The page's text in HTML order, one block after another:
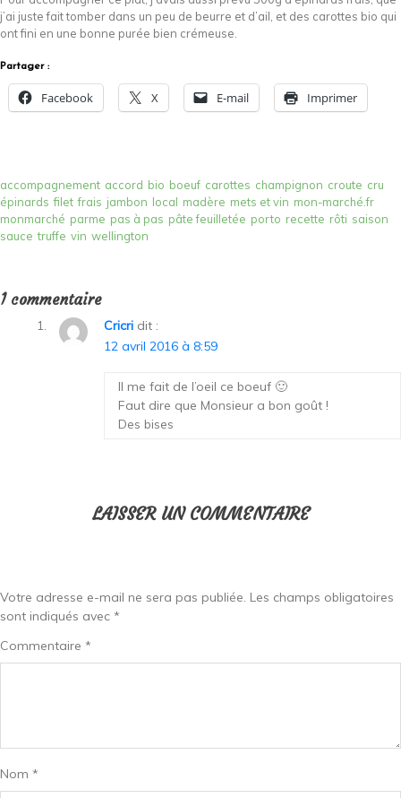
j’ai juste fait tomber dans un peu de beurre et d’ail, et des carottes bio qui
ont fini en une bonne purée bien crémeuse.
Partager :
Facebook X E-mail Imprimer
accompagnement accord bio boeuf carottes champignon croute cru
épinards filet frais jambon local madère mets et vin mon-marché.fr
monmarché parme pas à pas pâte feuilletée porto recette rôti saison
sauce truffe vin wellington
1 commentaire
Cricri dit :
12 avril 2016 à 8:59
Il me fait de l’oeil ce boeuf 🙂
Faut dire que Monsieur a bon goût !
Des bises
LAISSER UN COMMENTAIRE
Votre adresse e-mail ne sera pas publiée. Les champs obligatoires
sont indiqués avec *
Commentaire *
Nom *